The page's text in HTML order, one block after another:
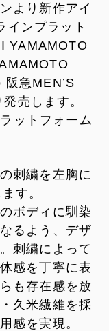
より新作アイ
インプラット
YAMAMOTO
急MEN’S
売します。
ットフォーム
刺繍を左胸に
す。
ボディに馴染
るよう、デザ
刺繍によって
感を丁寧に表
も存在感を放
久米繊維を採
感を実現。